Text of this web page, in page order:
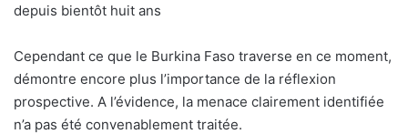
depuis bientôt huit ans
Cependant ce que le Burkina Faso traverse en ce moment,
démontre encore plus l’importance de la réflexion
prospective. A l’évidence, la menace clairement identifiée
n’a pas été convenablement traitée.